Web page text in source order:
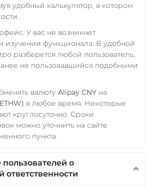
удобный калькулятор, в котором
У вас не возникнет
изучении функционала. В удобной
разберется любой пользователь,
не пользовавшийся подобными
валюту Alipay CNY на
в любое время. Некоторые
круглосуточно. Сроки
можно уточнить на сайте
пункта.
о
ответственности